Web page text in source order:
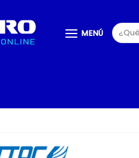
MENÚ
Buscar
por: